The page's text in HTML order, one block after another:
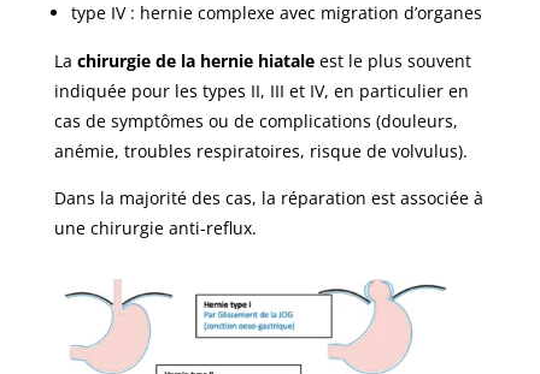
type IV : hernie complexe avec migration d’organes
La chirurgie de la hernie hiataleest le plus souvent
indiquée pour les types II, III et IV, en particulier en
cas de symptômes ou de complications (douleurs,
anémie, troubles respiratoires, risque de volvulus).
Dans la majorité des cas, la réparation est associée à
une chirurgie anti-reflux.